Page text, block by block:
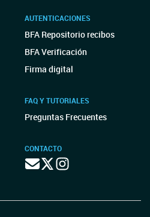
AUTENTICACIONES
BFA Repositorio recibos
BFA Verificación
Firma digital
FAQ Y TUTORIALES
Preguntas Frecuentes
CONTACTO